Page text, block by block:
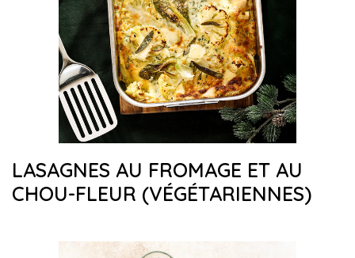
LASAGNES AU FROMAGE ET AU
CHOU-FLEUR (VÉGÉTARIENNES)